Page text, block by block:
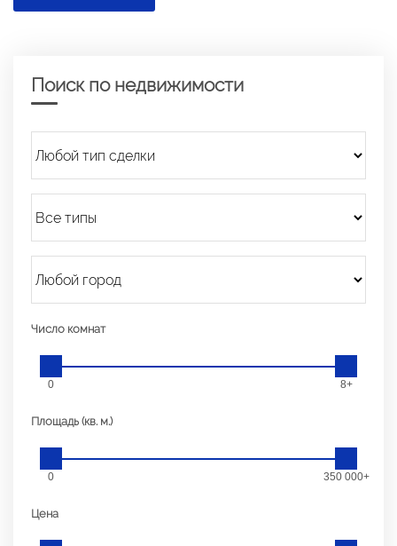
Поиск по недвижимости
Число комнат
0 8+
Площадь (кв. м.)
0 350 000+
Цена